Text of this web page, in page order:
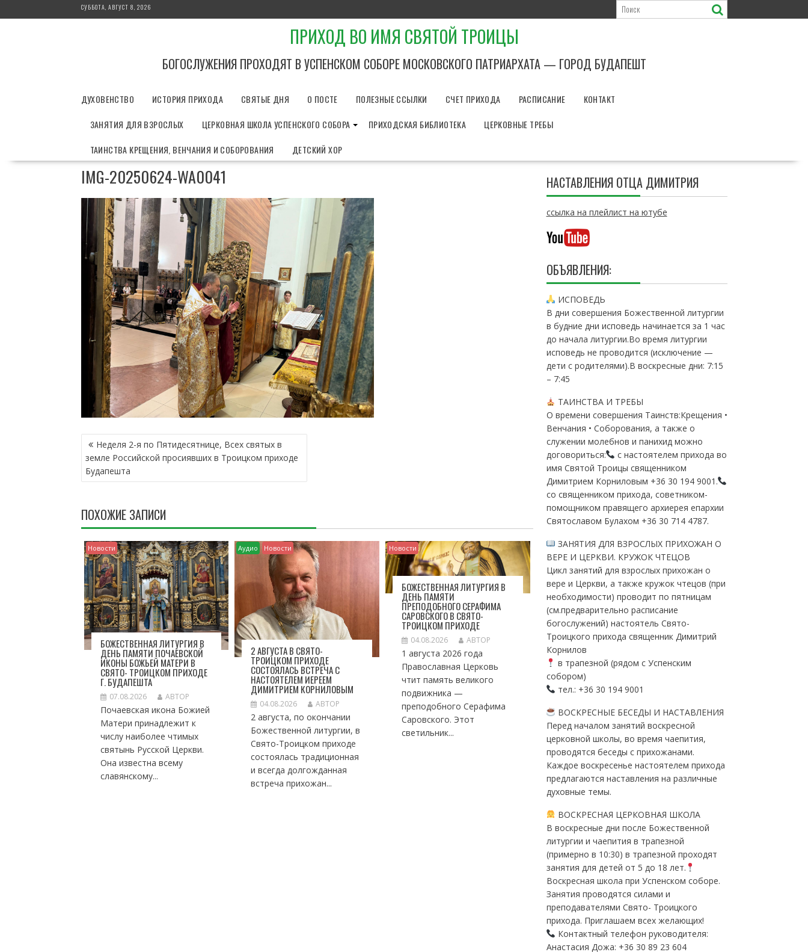
е
СУББОТА, АВГУСТ 8, 2026
ПРИХОД ВО ИМЯ СВЯТОЙ ТРОИЦЫ
БОГОСЛУЖЕНИЯ ПРОХОДЯТ В УСПЕНСКОМ СОБОРЕ МОСКОВСКОГО ПАТРИАРХАТА — ГОРОД БУДАПЕШТ
ДУХОВЕНСТВО ИСТОРИЯ ПРИХОДА СВЯТЫЕ ДНЯ О ПОСТЕ ПОЛЕЗНЫЕ ССЫЛКИ СЧЕТ ПРИХОДА РАСПИСАНИЕ
КОНТАКТ
ЗАНЯТИЯ ДЛЯ ВЗРОСЛЫХ
ЦЕРКОВНАЯ ШКОЛА УСПЕНСКОГО СОБОРА ПРИХОДСКАЯ БИБЛИОТЕКА
ЦЕРКОВНЫЕ ТРЕБЫ
ТАИНСТВА КРЕЩЕНИЯ, ВЕНЧАНИЯ И СОБОРОВАНИЯ
ДЕТСКИЙ ХОР
IMG-20250624-WA0041
Н
А
В
И
А
Ц
И
Я
П
О
З
А
П
И
С
Я
Неделя 2-я по Пятидесятнице, Всех святых в
земле Российской просиявших в Tроицком приходе
Будапешта
ПОХОЖИЕ ЗАПИСИ
Новости
БОЖЕСТВЕННАЯ ЛИТУРГИЯ В
ДЕНЬ ПАМЯТИ ПОЧАЕВСКОЙ
ИКОНЫ БОЖЬЕЙ МАТЕРИ В
СВЯТО- ТРОИЦКОМ ПРИХОДЕ
Г. БУДАПЕШТА
07.08.2026 АВТОР
Почаевская икона Божией
Матери принадлежит к
числу наиболее чтимых
святынь Русской Церкви.
Она известна всему
славянскому...
Аудио Новости
2 АВГУСТА В СВЯТО-
ТРОИЦКОМ ПРИХОДЕ
СОСТОЯЛАСЬ ВСТРЕЧА С
НАСТОЯТЕЛЕМ ИЕРЕЕМ
ДИМИТРИЕМ КОРНИЛОВЫМ
04.08.2026 АВТОР
2 августа, по окончании
Божественной литургии, в
Свято-Троицком приходе
состоялась традиционная
и всегда долгожданная
встреча прихожан...
Новости
БОЖЕСТВЕННАЯ ЛИТУРГИЯ В
ДЕНЬ ПАМЯТИ
ПРЕПОДОБНОГО СЕРАФИМА
САРОВСКОГО В СВЯТО-
ТРОИЦКОМ ПРИХОДЕ
04.08.2026 АВТОР
1 августа 2026 года
Православная Церковь
чтит память великого
подвижника —
преподобного Серафима
Саровского. Этот
светильник...
НАСТАВЛЕНИЯ ОТЦА ДИМИТРИЯ
ссылка на плейлист на ютубе
ОБЪЯВЛЕНИЯ:
ИСПОВЕДЬ
В дни совершения Божественной литургии
в будние дни исповедь начинается за 1 час
до начала литургии.Во время литургии
исповедь не проводится (исключение —
дети с родителями).В воскресные дни: 7:15
– 7:45
ТАИНСТВА И ТРЕБЫ
О времени совершения Таинств:Крещения •
Венчания • Соборования, а также о
служении молебнов и панихид можно
договориться:
с настоятелем прихода во
имя Святой Троицы священником
Димитрием Корниловым +36 30 194 9001.
со священником прихода, советником-
помощником правящего архиерея епархии
Святославом Булахом +36 30 714 4787.
ЗАНЯТИЯ ДЛЯ ВЗРОСЛЫХ ПРИХОЖАН О
ВЕРЕ И ЦЕРКВИ. КРУЖОК ЧТЕЦОВ
Цикл занятий для взрослых прихожан о
вере и Церкви, а также кружок чтецов (при
необходимости) проводит по пятницам
(см.предварительно расписание
богослужений) настоятель Свято-
Троицкого прихода священник Димитрий
Корнилов
в трапезной (рядом с Успенским
собором)
тел.: +36 30 194 9001
ВОСКРЕСНЫЕ БЕСЕДЫ И НАСТАВЛЕНИЯ
Перед началом занятий воскресной
церковной школы, во время чаепития,
проводятся беседы с прихожанами.
Каждое воскресенье настоятелем прихода
предлагаются наставления на различные
духовные темы.
ВОСКРЕСНАЯ ЦЕРКОВНАЯ ШКОЛА
В воскресные дни после Божественной
литургии и чаепития в трапезной
(примерно в 10:30) в трапезной проходят
занятия для детей от 5 до 18 лет.
Воскресная школа при Успенском соборе.
Занятия проводятся силами и
преподавателями Свято- Троицкого
прихода. Приглашаем всех желающих!
Контактный телефон руководителя:
Анастасия Дожа: +36 30 89 23 604